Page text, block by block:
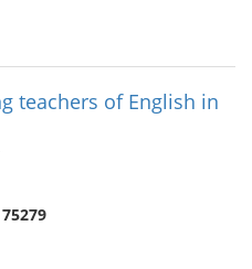
teachers of English in
75279